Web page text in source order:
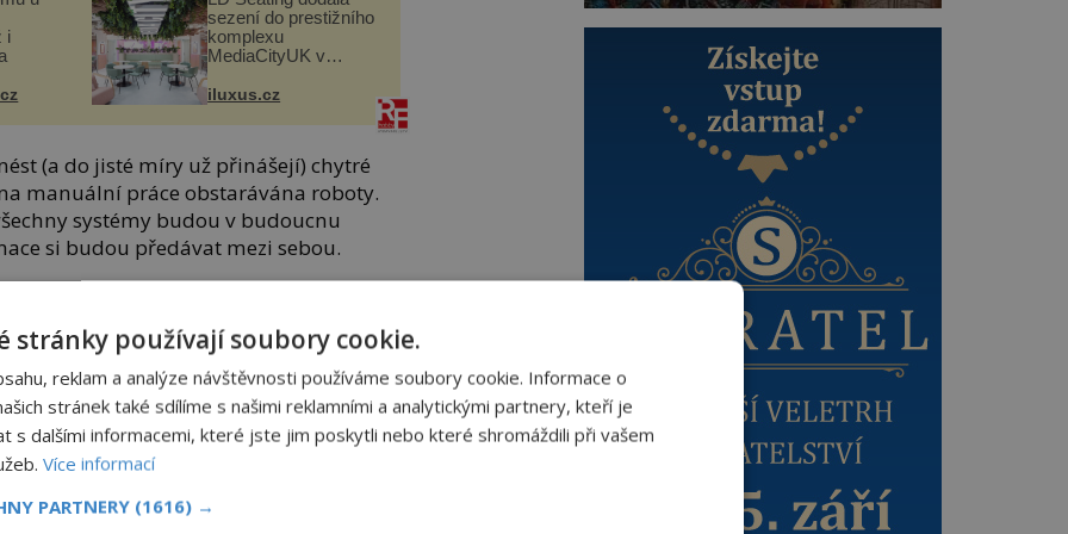
i
sezení do prestižního
komplexu
MediaCityUK v
iluxus.cz
(a do jisté míry už přinášejí) chytré
manuální práce obstarávána roboty.
systémy budou v budoucnu
si budou předávat mezi sebou.
robotizaci, ale i digitalizaci a hlavních
vysokorychlostní internet, 3D tisk,
stroje kontrolovat a řídit, cloudová
ropa“.
komoditu, vytvářející konkurenční
růstu a rozvoje,“ shrnul už
stránky používají soubory cookie.
reklam a analýze návštěvnosti používáme soubory cookie. Informace o
stránek také sdílíme s našimi reklamními a analytickými partnery, kteří je
s dalšími informacemi, které jste jim poskytli nebo které shromáždili při vašem
Více informací
PARTNERY (1616) →